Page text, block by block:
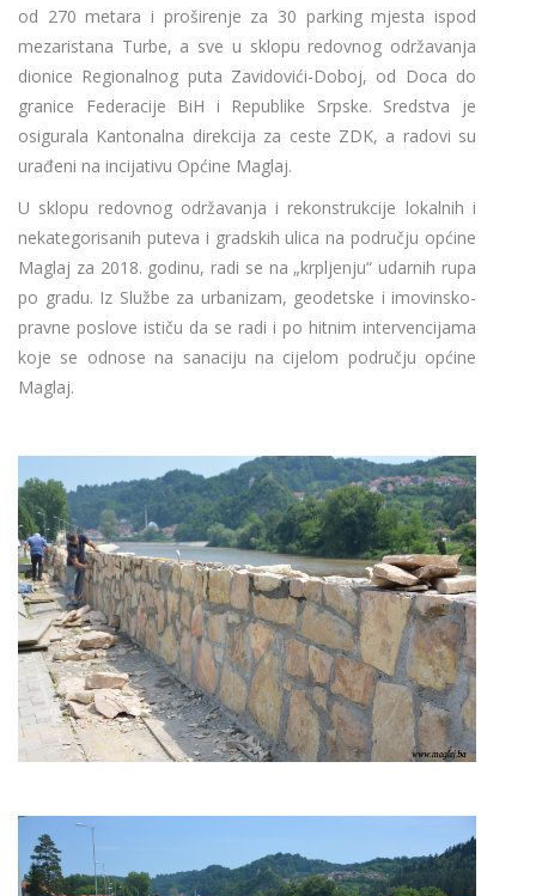
od 270 metara i proširenje za 30 parking mjesta ispod
mezaristana Turbe, a sve u sklopu redovnog održavanja
dionice Regionalnog puta Zavidovići-Doboj, od Doca do
granice Federacije BiH i Republike Srpske. Sredstva je
osigurala Kantonalna direkcija za ceste ZDK, a radovi su
urađeni na incijativu Općine Maglaj.
U sklopu redovnog održavanja i rekonstrukcije lokalnih i
nekategorisanih puteva i gradskih ulica na području općine
Maglaj za 2018. godinu, radi se na „krpljenju“ udarnih rupa
po gradu. Iz Službe za urbanizam, geodetske i imovinsko-
pravne poslove ističu da se radi i po hitnim intervencijama
koje se odnose na sanaciju na cijelom području općine
Maglaj.